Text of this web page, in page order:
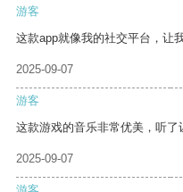
游客
这款app就像我的社交平台，让
2025-09-07
游客
这款游戏的音乐非常优美，听了
2025-09-07